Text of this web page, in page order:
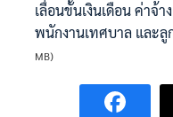
เลื่อนขั้นเงินเดือน ค่าจ้
พนักงานเทศบาล และลู
MB)